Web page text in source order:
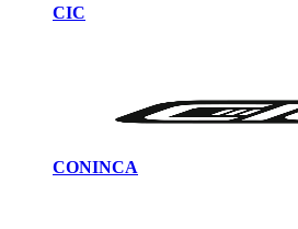
CIC
CONINCA